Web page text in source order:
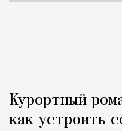
Курортный
как устроить